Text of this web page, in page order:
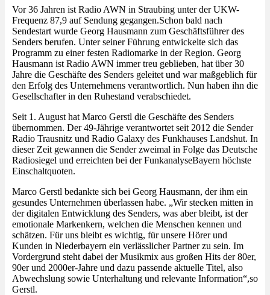
Vor 36 Jahren ist Radio AWN in Straubing unter der UKW-
Frequenz 87,9 auf Sendung gegangen.Schon bald nach
Sendestart wurde Georg Hausmann zum Geschäftsführer des
Senders berufen. Unter seiner Führung entwickelte sich das
Programm zu einer festen Radiomarke in der Region. Georg
Hausmann ist Radio AWN immer treu geblieben, hat über 30
Jahre die Geschäfte des Senders geleitet und war maßgeblich für
den Erfolg des Unternehmens verantwortlich. Nun haben ihn die
Gesellschafter in den Ruhestand verabschiedet.
Seit 1. August hat Marco Gerstl die Geschäfte des Senders
übernommen. Der 49-Jährige verantwortet seit 2012 die Sender
Radio Trausnitz und Radio Galaxy des Funkhauses Landshut. In
dieser Zeit gewannen die Sender zweimal in Folge das Deutsche
Radiosiegel und erreichten bei der FunkanalyseBayern höchste
Einschaltquoten.
Marco Gerstl bedankte sich bei Georg Hausmann, der ihm ein
gesundes Unternehmen überlassen habe. „Wir stecken mitten in
der digitalen Entwicklung des Senders, was aber bleibt, ist der
emotionale Markenkern, welchen die Menschen kennen und
schätzen. Für uns bleibt es wichtig, für unsere Hörer und
Kunden in Niederbayern ein verlässlicher Partner zu sein. Im
Vordergrund steht dabei der Musikmix aus großen Hits der 80er,
90er und 2000er-Jahre und dazu passende aktuelle Titel, also
Abwechslung sowie Unterhaltung und relevante Information“,so
Gerstl.